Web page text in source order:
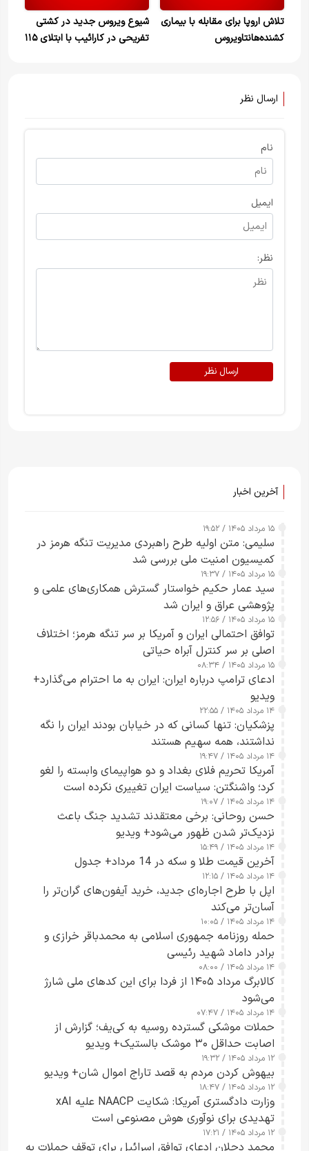
تلاش اروپا برای مقابله با بیماری
کشنده‌هانتاویروس
شیوع ویروس جدید در کشتی
تفریحی در کارائیب با ابتلای ۱۱۵
ارسال نظر
نام
ایمیل
نظر:
ارسال نظر
آخرین اخبار
۱۵ مرداد ۱۴۰۵ / ۱۹:۵۲
سلیمی: متن اولیه طرح راهبردی مدیریت تنگه هرمز در
کمیسیون امنیت ملی بررسی شد
۱۵ مرداد ۱۴۰۵ / ۱۹:۳۷
سید عمار حکیم خواستار گسترش همکاری‌های علمی و
پژوهشی عراق و ایران شد
۱۵ مرداد ۱۴۰۵ / ۱۲:۵۶
توافق احتمالی ایران و آمریکا بر سر تنگه هرمز؛ اختلاف
اصلی بر سر کنترل آبراه حیاتی
۱۵ مرداد ۱۴۰۵ / ۰۸:۳۴
ادعای ترامپ درباره ایران: ایران به ما احترام می‌گذارد+
ویدیو
۱۴ مرداد ۱۴۰۵ / ۲۲:۵۵
پزشکیان: تنها کسانی که در خیابان بودند ایران را نگه
نداشتند، همه سهیم هستند
۱۴ مرداد ۱۴۰۵ / ۱۹:۴۷
آمریکا تحریم فلای بغداد و دو هواپیمای وابسته را لغو
کرد؛ واشنگتن: سیاست ایران تغییری نکرده است
۱۴ مرداد ۱۴۰۵ / ۱۹:۰۷
حسن روحانی: برخی معتقدند تشدید جنگ باعث
نزدیک‌تر شدن ظهور می‌شود+ ویدیو
۱۴ مرداد ۱۴۰۵ / ۱۵:۴۹
آخرین قیمت طلا و سکه در 14 مرداد+ جدول
۱۴ مرداد ۱۴۰۵ / ۱۲:۱۵
اپل با طرح اجاره‌ای جدید، خرید آیفون‌های گران‌تر را
آسان‌تر می‌کند
۱۴ مرداد ۱۴۰۵ / ۱۰:۰۵
حمله روزنامه جمهوری اسلامی به محمدباقر خرازی و
برادر داماد شهید رئیسی
۱۴ مرداد ۱۴۰۵ / ۰۸:۰۰
کالابرگ مرداد ۱۴۰۵ از فردا برای این کدهای ملی شارژ
می‌شود
۱۴ مرداد ۱۴۰۵ / ۰۷:۴۷
حملات موشکی گسترده روسیه به کی‌یف؛ گزارش از
اصابت حداقل ۳۰ موشک بالستیک+ ویدیو
۱۲ مرداد ۱۴۰۵ / ۱۹:۳۲
بیهوش کردن مردم به قصد تاراج اموال شان+ ویدیو
۱۲ مرداد ۱۴۰۵ / ۱۸:۴۷
وزارت دادگستری آمریکا: شکایت NAACP علیه xAI
تهدیدی برای نوآوری هوش مصنوعی است
۱۲ مرداد ۱۴۰۵ / ۱۷:۲۱
محمد دحلان ادعای توافق اسرائیل برای توقف حملات به